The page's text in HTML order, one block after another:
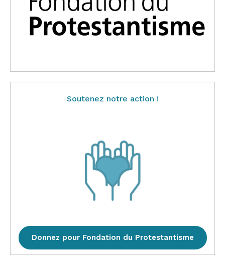
Soutenez notre action !
Donnez pour Fondation du Protestantisme